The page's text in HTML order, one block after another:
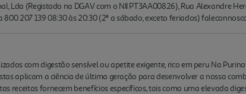
Lda (Registado na DGAV com o NII PT3AA00826), Rua Alexandre
207 139 08:30 às 20:30 (2ª a sábado, exceto feriados)
com digestão sensível ou apetite exigente, rico em peru Na
aplicam a ciência de última geração para desenvolver a nossa
receitas fornecem benefícios específicos, tais como uma elevada